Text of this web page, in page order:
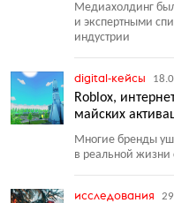
Медиахолдинг
и экспертными
индустрии
digital-кейсы
Roblox,
майских
Многие бренды
в реальной жизни
исследования